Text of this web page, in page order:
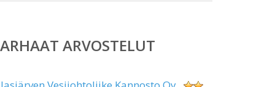
ARVOSTELUT